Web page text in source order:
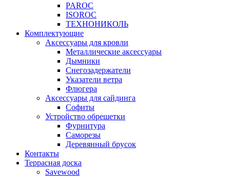
PAROC
ISOROC
ТЕХНОНИКОЛЬ
Комплектующие
Аксессуары для кровли
Металлические аксессуары
Дымники
Снегозадержатели
Указатели ветра
Флюгера
Аксессуары для сайдинга
Софиты
Устройство обрешетки
Фурнитура
Саморезы
Деревянный брусок
Контакты
Террасная доска
Savewood